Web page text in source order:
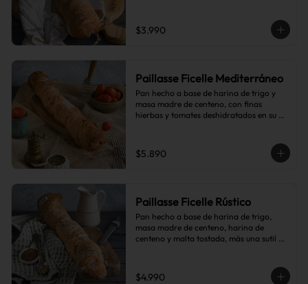
$3.990
Paillasse Ficelle Mediterráneo
Pan hecho a base de harina de trigo y
masa madre de centeno, con finas
hierbas y tomates deshidratados en su
$5.890
Paillasse Ficelle Rústico
Pan hecho a base de harina de trigo,
masa madre de centeno, harina de
centeno y malta tostada, más una sutil
tostado y frutos secos.
$4.990